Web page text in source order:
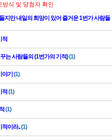
방식 및 당첨자 확인
지만 내일의 희망이 있어 즐거운 1번가 사람들
적
는 사람들의 (1번가의 기적)(1)
야기(1)
적(1)
(1)
적이라..(1)